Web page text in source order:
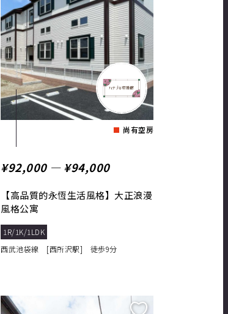
尚有空房
¥92,000 ― ¥94,000
【高品質的永恆生活風格】大正浪漫
風格公寓
1R/1K/1LDK
西武池袋線 [西所沢駅] 徒歩9分